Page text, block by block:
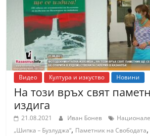
Видео Култура и изкуство Новини
На този връх свят
издига
21.08.2021 Иван Бонев
„Шипка – Бузлуджа“, Паметник на Свободата